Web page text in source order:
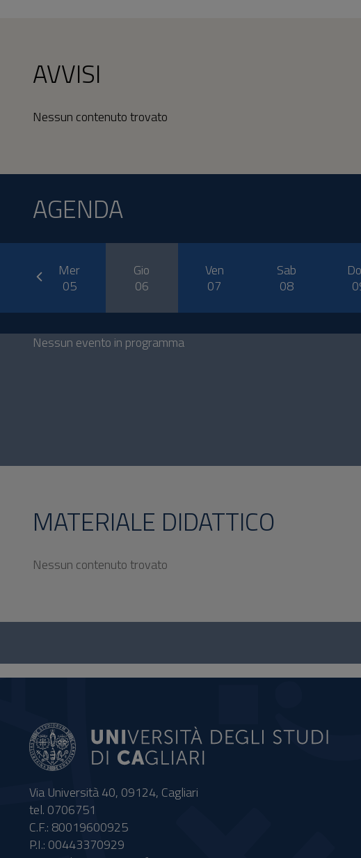
AVVISI
Nessun contenuto trovato
AGENDA
Mer
05
Gio
06
Ven
07
Sab
08
prev
Nessun evento in programma
MATERIALE DIDATTICO
Nessun contenuto trovato
Questionario
social
Via Università 40, 09124, Cagliari
tel. 0706751
C.F.: 80019600925
P.I.: 00443370929